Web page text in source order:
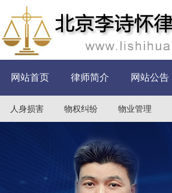
网站首页 律师简介 网站公告
人身损害 物权纠纷 物业管理